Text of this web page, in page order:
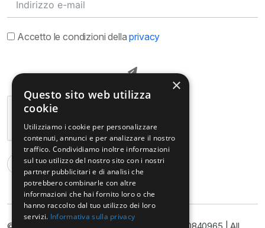
Accetto le condizioni dellaprivacy
×
Questo sito web utilizza
cookie
Utilizziamo i cookie per personalizzare
contenuti, annunci e per analizzare il nostro
traffico. Condividiamo inoltre informazioni
sul tuo utilizzo del nostro sito con i nostri
partner pubblicitari e di analisi che
potrebbero combinarle con altre
informazioni che hai fornito loro o che
hanno raccolto dal tuo utilizzo dei loro
servizi. Informativa sulla privacy